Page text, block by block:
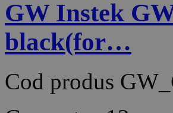
GW Instek
black(for…
Cod produs